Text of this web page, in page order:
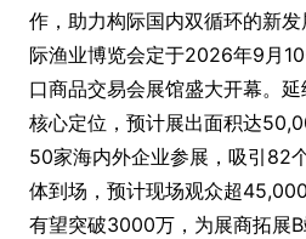
作，助力构际国内双循环的新
际渔业博览会定于2026年9月
口商品交易会展馆盛大开幕。
核心定位，预计展出面积达
50家海内外企业参展，吸引82
体到场，预计现场观众超
有望突破3000万，为展商拓展